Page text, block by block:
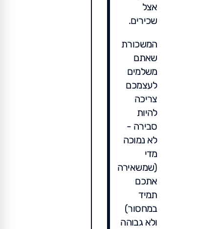
אצל
שכירים.
המשכורת
שאתם
משלמים
לעצמכם
צריכה
להיות
סבירה -
לא נמוכה
מדי
(שמשאירה
אתכם
תמיד
במחסור)
ולא גבוהה